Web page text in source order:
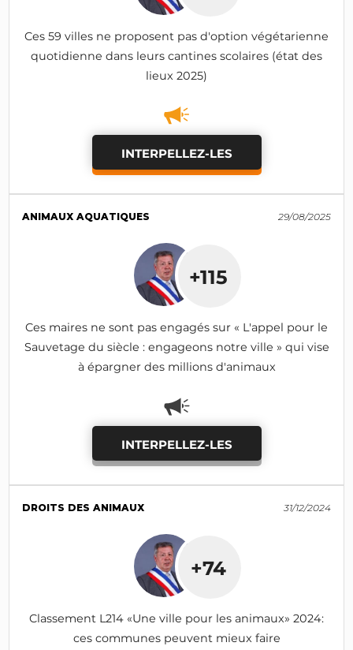
Ces 59 villes ne proposent pas d'option végétarienne
quotidienne dans leurs cantines scolaires (état des
lieux 2025)
INTERPELLEZ-LES
ANIMAUX AQUATIQUES 29/08/2025
+115
Ces maires ne sont pas engagés sur « L'appel pour le
Sauvetage du siècle : engageons notre ville » qui vise
à épargner des millions d'animaux
INTERPELLEZ-LES
DROITS DES ANIMAUX 31/12/2024
+74
Classement L214 «Une ville pour les animaux» 2024:
ces communes peuvent mieux faire